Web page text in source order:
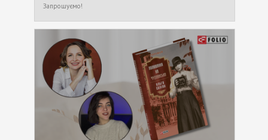
Запрошуємо!